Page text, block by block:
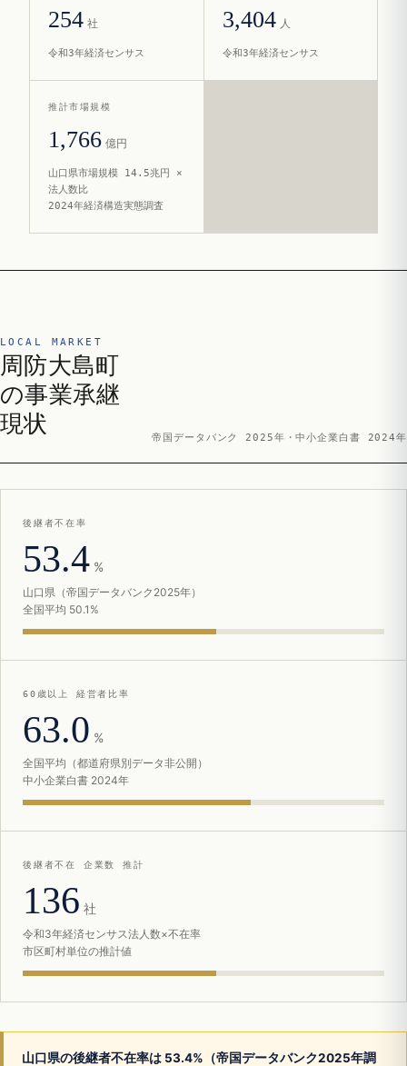
254 社
令和3年経済センサス
3,404 人
令和3年経済センサス
推計市場規模
1,766 億円
山口県市場規模 14.5兆円 ×
法人数比
2024年経済構造実態調査
LOCAL MARKET
周防大島町
の事業承継
現状
帝国データバンク 2025年・中小企業白書 2024年
後継者不在率
53.4 %
山口県（帝国データバンク2025年）
全国平均 50.1%
60歳以上 経営者比率
63.0 %
全国平均（都道府県別データ非公開）
中小企業白書 2024年
後継者不在 企業数 推計
136 社
令和3年経済センサス法人数×不在率
市区町村単位の推計値
山口県の後継者不在率は 53.4%（帝国データバンク2025年調